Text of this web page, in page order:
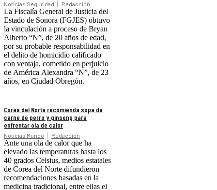
Noticias Seguridad Redacción
La Fiscalía General de Justicia del
Estado de Sonora (FGJES) obtuvo
la vinculación a proceso de Bryan
Alberto “N”, de 20 años de edad,
por su probable responsabilidad en
el delito de homicidio calificado
con ventaja, cometido en perjuicio
de América Alexandra “N”, de 23
años, en Ciudad Obregón.
Corea del Norte recomienda sopa de
carne de perro y ginseng para
enfrentar ola de calor
Noticias Mundo Redacción
Ante una ola de calor que ha
elevado las temperaturas hasta los
40 grados Celsius, medios estatales
de Corea del Norte difundieron
recomendaciones basadas en la
medicina tradicional, entre ellas el